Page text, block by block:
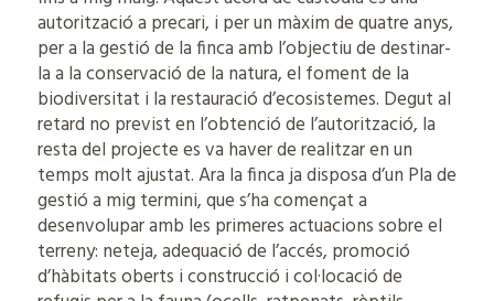
autorització a precari, i per un màxim de quatre anys,
per a la gestió de la finca amb l’objectiu de destinar-
la a la conservació de la natura, el foment de la
biodiversitat i la restauració d’ecosistemes. Degut al
retard no previst en l’obtenció de l’autorització, la
resta del projecte es va haver de realitzar en un
temps molt ajustat. Ara la finca ja disposa d’un Pla de
gestió a mig termini, que s’ha començat a
desenvolupar amb les primeres actuacions sobre el
terreny: neteja, adequació de l’accés, promoció
d’hàbitats oberts i construcció i col·locació de